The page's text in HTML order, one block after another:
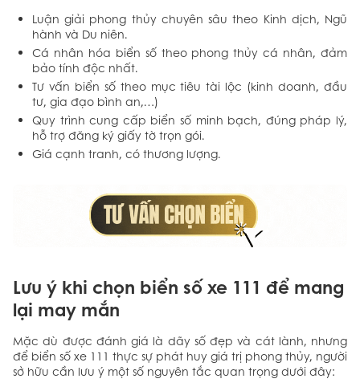
Luận giải phong thủy chuyên sâu theo Kinh dịch, Ngũ
hành và Du niên.
Cá nhân hóa biển số theo phong thủy cá nhân, đảm
bảo tính độc nhất.
Tư vấn biển số theo mục tiêu tài lộc (kinh doanh, đầu
tư, gia đạo bình an,…)
Quy trình cung cấp biển số minh bạch, đúng pháp lý,
hỗ trợ đăng ký giấy tờ trọn gói.
Giá cạnh tranh, có thương lượng.
Lưu ý khi chọn biển số xe 111 để mang
lại may mắn
Mặc dù được đánh giá là dãy số đẹp và cát lành, nhưng
để biển số xe 111 thực sự phát huy giá trị phong thủy, người
sở hữu cần lưu ý một số nguyên tắc quan trọng dưới đây: